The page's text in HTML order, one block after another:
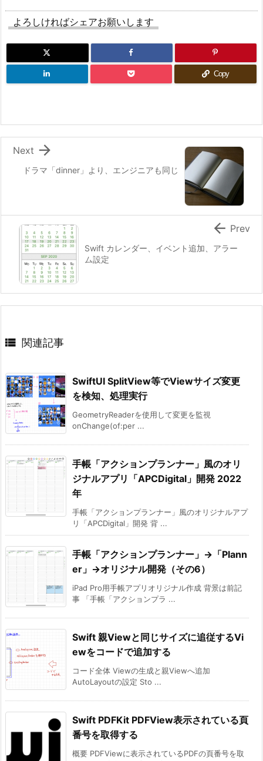
よろしければシェアお願いします
Copy
ドラマ「dinner」より、エンジニアも同じ

Next
Swift カレンダー、イベント追加、アラー
ム設定
 Prev
 関連記事
SwiftUI SplitView等でViewサイズ変更
を検知、処理実行
GeometryReaderを使用して変更を監視
onChange(of:per ...
手帳「アクションプランナー」風のオリ
ジナルアプリ「APCDigital」開発 2022
年
手帳「アクションプランナー」風のオリジナルアプ
リ「APCDigital」開発 背 ...
手帳「アクションプランナー」→「Plann
er」→オリジナル開発（その6）
iPad Pro用手帳アプリオリジナル作成 背景は前記
事 「手帳「アクションプラ ...
Swift 親Viewと同じサイズに追従するVi
ewをコードで追加する
コード全体 Viewの生成と親Viewへ追加
AutoLayoutの設定 Sto ...
Swift PDFKit PDFView表示されている頁
番号を取得する
概要 PDFViewに表示されているPDFの頁番号を取